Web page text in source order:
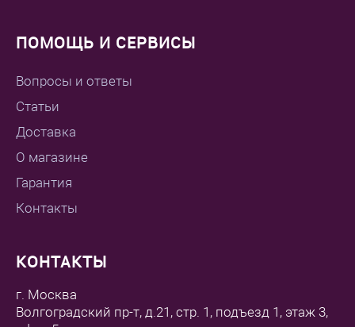
ПОМОЩЬ И СЕРВИСЫ
Вопросы и ответы
Статьи
Доставка
О магазине
Гарантия
Контакты
КОНТАКТЫ
г. Москва
Волгоградский пр-т, д.21, стр. 1, подъезд 1, этаж 3,